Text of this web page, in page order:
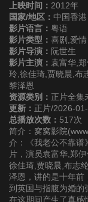
上映时间： 2012年
国家/地区： 中国香港
影片语言： 粤语
影片类型： 喜剧,爱情
影片导演： 阮世生
影片主演： 袁富华,
玲,徐佳琦,贾晓晨,布
黎泽恩
资源类别： 正片全集
更新： 正片/2026-
总播放次数： 517次
简介：窝窝影院
介：《我老公不靠谱
片，演员袁富华,郑
徐佳琦,贾晓晨,布志
泽恩，讲的是十年前
到英国与指腹为婚的
在这期间产生了真感